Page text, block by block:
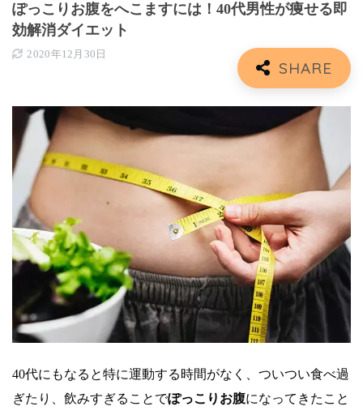
ぽっこりお腹をへこますには！40代男性が痩せる即
効解消ダイエット
2020年12月30日
40代にもなると特に運動する時間がなく、ついつい食べ過
ぎたり、飲みすぎることでぽっこりお腹になってきたこと